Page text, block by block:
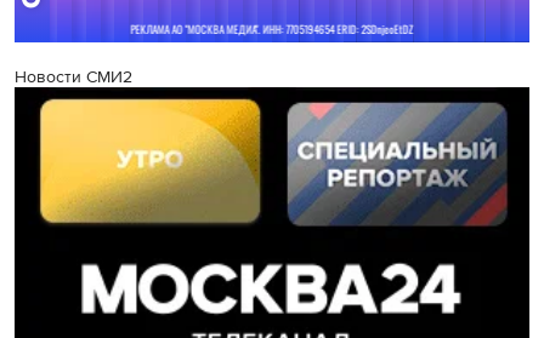
Новости СМИ2